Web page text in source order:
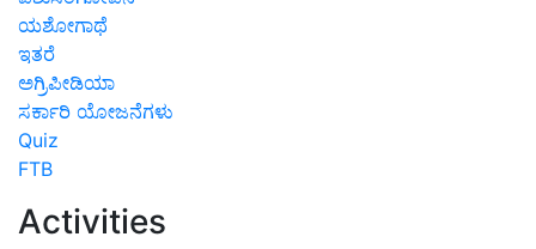
ಯಶೋಗಾಥೆ
ಇತರೆ
ಅಗ್ರಿಪೀಡಿಯಾ
ಸರ್ಕಾರಿ ಯೋಜನೆಗಳು
Quiz
FTB
Activities